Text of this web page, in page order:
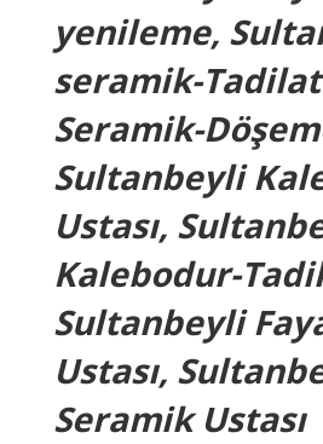
yenileme,
seramik-
Seramik-
Sultanbeyli
Ustası,
Kalebodur-
Sultanbeyli
Ustası,
Seramik Ustası